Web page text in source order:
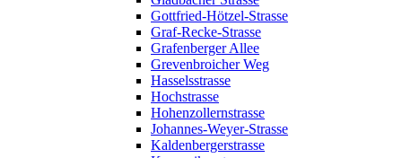
Gottfried-Hötzel-Strasse
Graf-Recke-Strasse
Grafenberger Allee
Grevenbroicher Weg
Hasselsstrasse
Hochstrasse
Hohenzollernstrasse
Johannes-Weyer-Strasse
Kaldenbergerstrasse